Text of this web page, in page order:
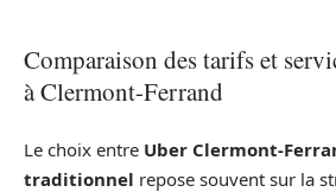
Comparaison des tarifs et
à Clermont-Ferrand
Le choix entre Uber Clermont-
traditionnel repose souvent sur la